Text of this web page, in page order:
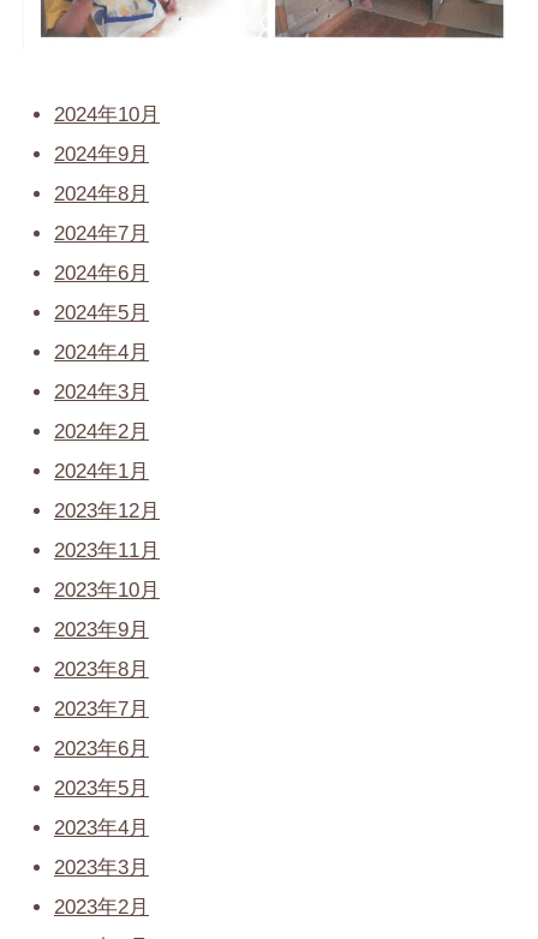
2024年10月
2024年9月
2024年8月
2024年7月
2024年6月
2024年5月
2024年4月
2024年3月
2024年2月
2024年1月
2023年12月
2023年11月
2023年10月
2023年9月
2023年8月
2023年7月
2023年6月
2023年5月
2023年4月
2023年3月
2023年2月